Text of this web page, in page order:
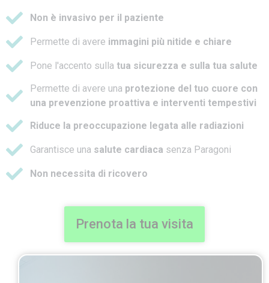
Non è invasivo per il paziente
Permette di avere immagini più nitide e chiare
Pone l'accento sulla tua sicurezza e sulla tua salute
Permette di avere una protezione del tuo cuore con
una prevenzione proattiva e interventi tempestivi
Riduce la preoccupazione legata alle radiazioni
Garantisce una salute cardiaca senza Paragoni
Non necessita di ricovero
Prenota la tua visita